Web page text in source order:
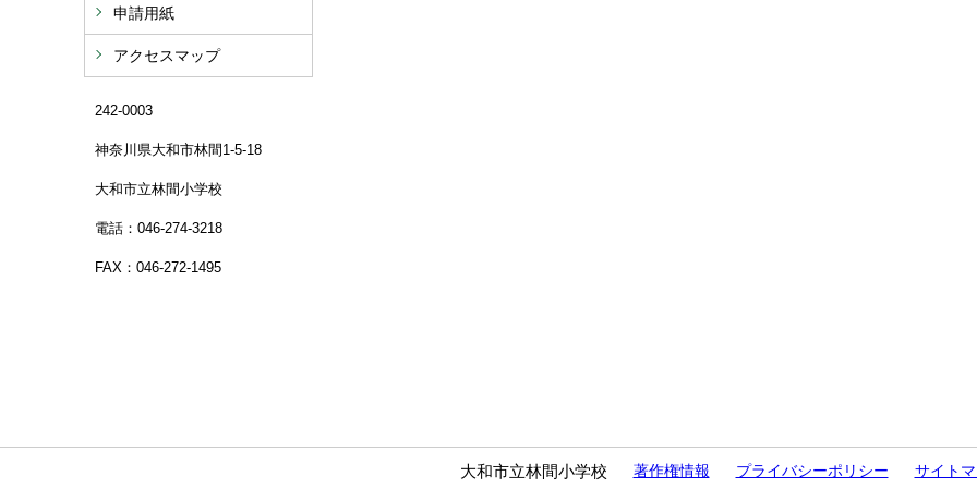
申請用紙
アクセスマップ
242-0003
神奈川県大和市林間1-5-18
大和市立林間小学校
電話：046-274-3218
FAX：046-272-1495
大和市立林間小学校 著作権情報 プライバシーポリシー サイト